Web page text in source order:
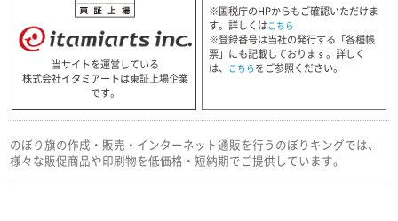
当サイトを運営している
株式会社イタミアートは東証上場企業
です。
※国税庁のHPからもご確認いただけま
す。詳しくはこちら
※登録番号は当社の発行する「各種帳
票」にも記載しております。詳しく
は、 こちらをご参照ください。
のぼり旗の作成・販売・インターネット通販を行うのぼりキングでは、
様々な販促商品や印刷物を低価格・短納期でご提供しています。